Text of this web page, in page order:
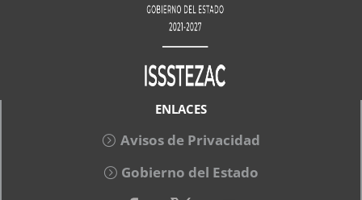
ENLACES
Avisos de Privacidad
Gobierno del Estado